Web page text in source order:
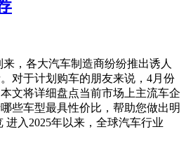
，各大汽车制造商纷纷推出诱人
对于计划购车的朋友来说，4月份
文将详细盘点当前市场上主流车企
些车型最具性价比，帮助您做出明
进入2025年以来，全球汽车行业